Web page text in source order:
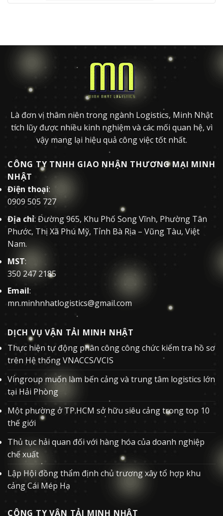
Là đơn vị thâm niên trong ngành Logistics, Minh Nhật
tích lũy được nhiều kinh nghiệm và các mối quan hệ, vì
vậy mang lại hiệu quả công việc tốt nhất.
CÔNG TY TNHH GIAO NHẬN THƯƠNG MẠI MINH
NHẬT
Điện thoại:
0909 505 727
Địa chỉ: Đường 965, Khu Phố Song Vĩnh, Phường Tân
Phước, Thị Xã Phú Mỹ, Tỉnh Bà Rịa – Vũng Tàu, Việt
Nam.
MST:
350 247 2185
Email:
mn.minhnhatlogistics@gmail.com
DỊCH VỤ VẬN TẢI MINH NHẬT
Thực hiện tự động phân công công chức kiểm tra hồ sơ
trên Hệ thống VNACCS/VCIS
Vingroup muốn làm bến cảng và trung tâm logistics lớn
tại Hải Phòng
Một phường ở TP.HCM sở hữu siêu cảng trong top 10
thế giới
Thủ tục hải quan đối với hàng hóa của doanh nghiệp
chế xuất
Lập Hội đồng thẩm định chủ trương xây tổ hợp khu
cảng Cái Mép Hạ
CÔNG TY VẬN TẢI MINH NHẬT